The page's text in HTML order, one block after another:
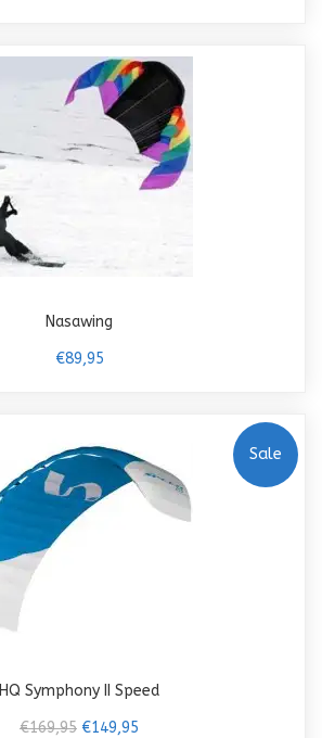
Nasawing
€89,95
Sale
HQ Symphony II Speed
€169,95 €149,95